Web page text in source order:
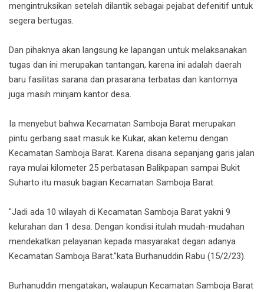
mengintruksikan setelah dilantik sebagai pejabat defenitif untuk
segera bertugas.
Dan pihaknya akan langsung ke lapangan untuk melaksanakan
tugas dan ini merupakan tantangan, karena ini adalah daerah
baru fasilitas sarana dan prasarana terbatas dan kantornya
juga masih minjam kantor desa.
Ia menyebut bahwa Kecamatan Samboja Barat merupakan
pintu gerbang saat masuk ke Kukar, akan ketemu dengan
Kecamatan Samboja Barat. Karena disana sepanjang garis jalan
raya mulai kilometer 25 perbatasan Balikpapan sampai Bukit
Suharto itu masuk bagian Kecamatan Samboja Barat.
"Jadi ada 10 wilayah di Kecamatan Samboja Barat yakni 9
kelurahan dan 1 desa. Dengan kondisi itulah mudah-mudahan
mendekatkan pelayanan kepada masyarakat degan adanya
Kecamatan Samboja Barat."kata Burhanuddin Rabu (15/2/23).
Burhanuddin mengatakan, walaupun Kecamatan Samboja Barat